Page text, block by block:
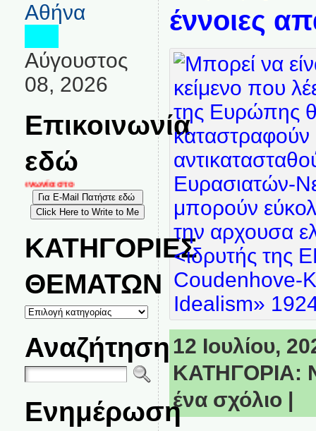
Αθήνα
Αύγουστος
08, 2026
Επικοινωνία
εδώ
στο
ΚΑΤΗΓΟΡΙΕΣ
ΘΕΜΑΤΩΝ
ΚΑΤΗΓΟΡΙΕΣ
ΘΕΜΑΤΩΝ
Αναζήτηση
Ενημέρωση
έννοιες
12 Ιουλίου,
ΚΑΤΗΓΟΡΙΑ:
ένα σχόλιο |